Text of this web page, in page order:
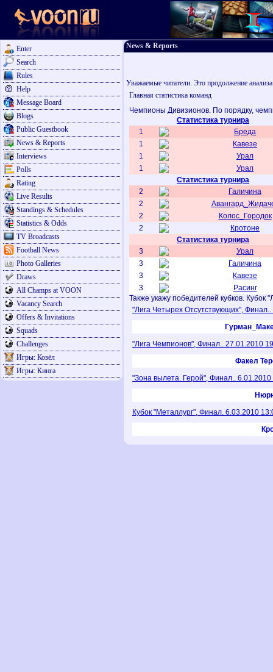
Enter
Search
Rules
Help
Message Board
Blogs
Public Guestbook
News & Reports
Interviews
Polls
Rating
Live Results
Standings & Schedules
Statistics & Odds
TV Broadcasts
Football News
Photo Galleries
Draws
All Champs at VOON
Vacancy Search
Offers & Invitations
Squads
Challenges
Игры: Козёл
Игры: Кинга
News & Reports
Уважаемые читатели. Это продолжение
Главная статистика команд
Чемпионы Дивизионов. По порядку,
Статистика турнира
1
Бреда
1
Кавезе
1
Урал
1
Урал
Статистика турнира
2
Галичина
2
2
Колос_Городок
2
Кротоне
Статистика турнира
3
Урал
3
Галичина
3
Кавезе
3
Расинг
Также укажу победителей кубков. Кубок
"Лига Четырех Отсутствующих",
"Лига Чемпионов", Финал.. 27.01.2010
Факел
"Зона вылета. Герой", Финал.. 6.01.2010
Кубок "Металлург", Финал. 6.03.2010